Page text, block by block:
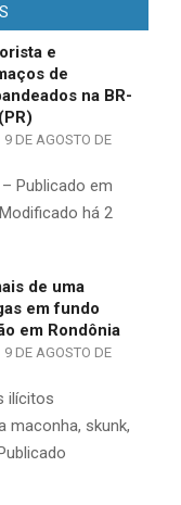
e
de
na BR-
9 DE AGOSTO DE
Publicado em
há 2
de uma
em fundo
em Rondônia
9 DE AGOSTO DE
ilícitos
maconha, skunk,